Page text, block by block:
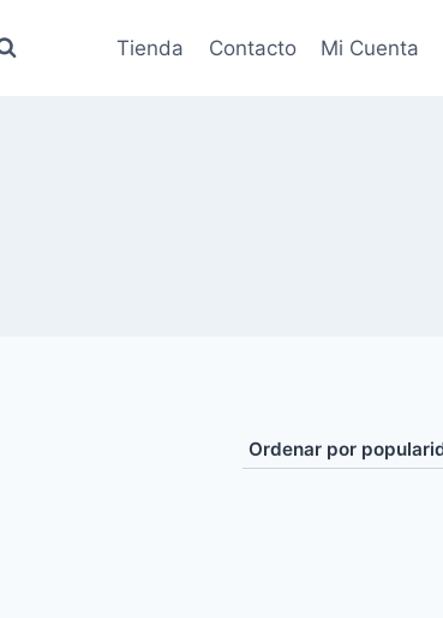
Tienda Contacto Mi Cuenta